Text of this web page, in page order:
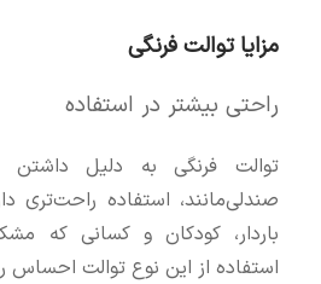
مزایا توالت فرنگی
راحتی بیشتر در استفاده
توالت فرنگی به دلیل
صندلی‌مانند، استفاده راحت‌تری
باردار، کودکان و کسانی که
استفاده از این نوع توالت احساس